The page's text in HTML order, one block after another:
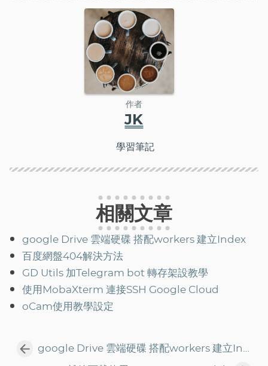
作者
JK
學習筆記
相關文章
google Drive 雲端硬碟 搭配workers 建立Index
百度網盤404解決方法
GD Utils 加Telegram bot 轉存架設教學
使用MobaXterm 連接SSH Google Cloud
oCam使用教學設定